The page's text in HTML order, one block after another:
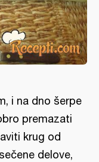
i na dno šerpe
premazati
krug od
delove,